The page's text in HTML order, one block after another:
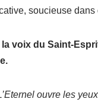
soucieuse dans
la voix du Saint-
ouvre les